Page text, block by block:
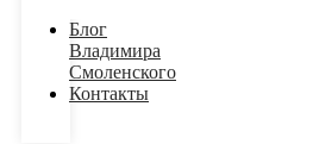
Блог
Владимира
Смоленского
Контакты